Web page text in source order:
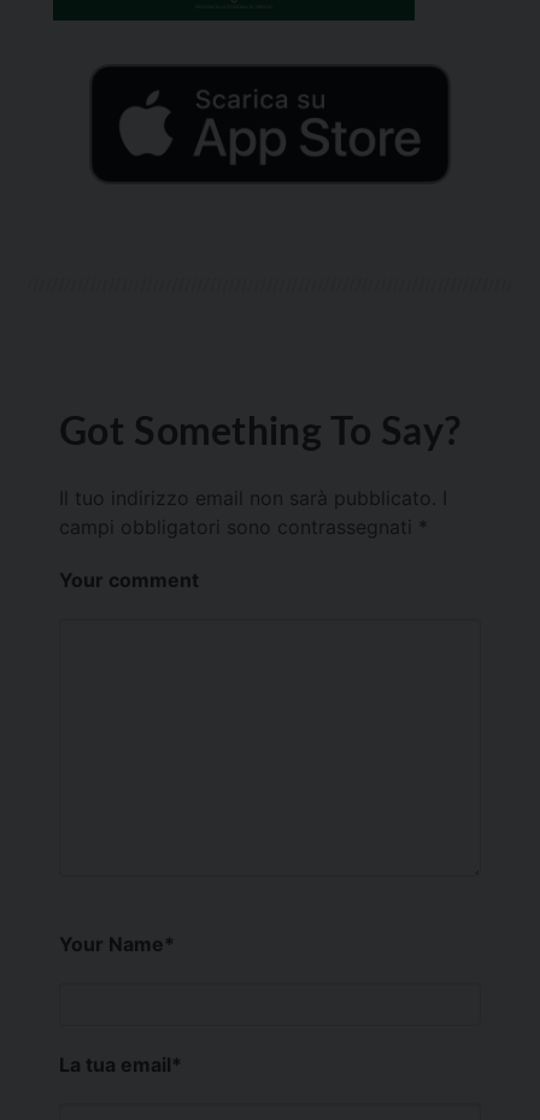
Got Something To Say?
Il tuo indirizzo email non sarà pubblicato.
campi obbligatori sono contrassegnati *
Your comment
Your Name*
La tua email*